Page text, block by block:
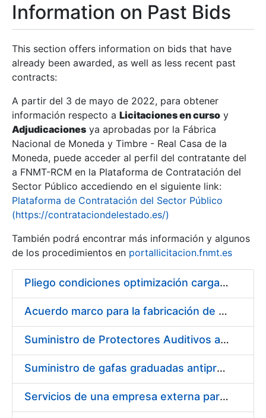
Show/Hide
Show/Hide
Show/Hide
Information on Past Bids
This section offers information on bids that have
already been awarded, as well as less recent past
contracts:
A partir del 3 de mayo de 2022, para obtener
información respecto a Licitaciones en curso y
Adjudicaciones ya aprobadas por la Fábrica
Nacional de Moneda y Timbre - Real Casa de la
Moneda, puede acceder al perfil del contratante del
a FNMT-RCM en la Plataforma de Contratación del
Sector Público accediendo en el siguiente link:
Plataforma de Contratación del Sector Público
(https://contrataciondelestado.es/)
También podrá encontrar más información y algunos
de los procedimientos en portallicitacion.fnmt.es
Pliego condiciones optimización cargas compras firmado
Acuerdo marco para la fabricación de piezas
Suministro de Protectores Auditivos a medida para las personas trabajadoras de los Centros de Trabajo de Madrid y Burgos
Suministro de gafas graduadas antiproyecciones para los trabajadores de la FNMT-RCM en los centros de trabajo de Madrid y Burgos
Servicios de una empresa externa para el asesoramiento y resolución de los recursos de alzada que se presentan relacionados con procesos de selección para la FNMT-RCM